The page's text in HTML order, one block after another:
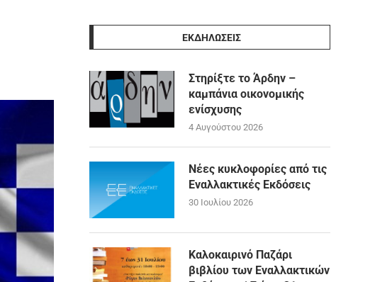
ΕΚΔΗΛΩΣΕΙΣ
Στηρίξτε το Άρδην –
καμπάνια οικονομικής
ενίσχυσης
4 Αυγούστου 2026
Νέες κυκλοφορίες από τις
Εναλλακτικές Εκδόσεις
30 Ιουλίου 2026
Καλοκαιρινό Παζάρι
βιβλίου των Εναλλακτικών